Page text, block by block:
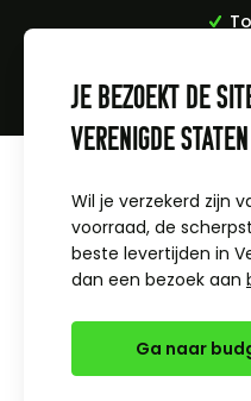
Personalisierbare
Je bezoekt de
Verenigde Staten
Wil je verzekerd zijn
voorraad, de
beste levertijden in
dan een bezoek aan
Ga naar